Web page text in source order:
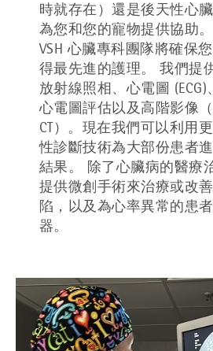
時就存在）還是後天性心
為您和您的寵物提供協助。
VSH 心臟專科團隊將確保
得最先進的護理。 我們提
放射線照相、心電圖
心電圖評估以及高階影像（
CT）。現在我們可以利用
性診斷技術為大部份患者
結果。 除了心臟病的醫療
提供微創手術來治療或改
陷，以及為心率異常的患
器。